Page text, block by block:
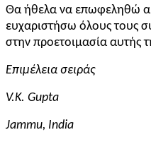
Θα ήθελα να επωφεληθώ
ευχαριστήσω όλους τους
στην προετοιμασία αυτής
Επιμέλεια σειράς
V.K. Gupta
Jammu, India